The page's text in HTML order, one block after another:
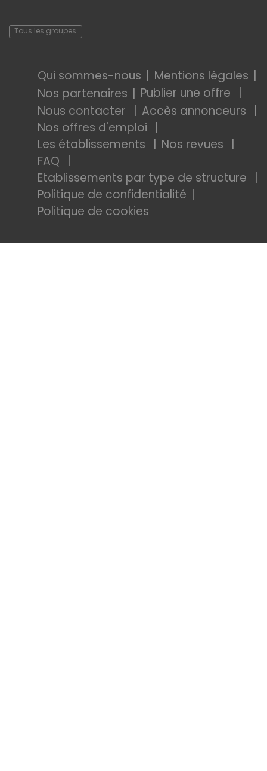
Tous les groupes
Qui sommes-nous
Mentions légales
Nos partenaires
Publier une offre
Nous contacter
Accès annonceurs
Nos offres d'emploi
Les établissements
Nos revues
FAQ
Etablissements par type de structure
Politique de confidentialité
Politique de cookies